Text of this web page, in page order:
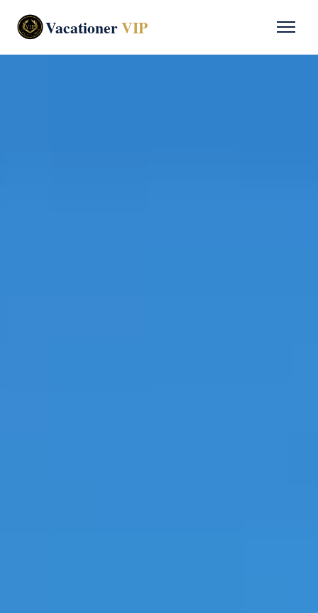
VacationerVIP